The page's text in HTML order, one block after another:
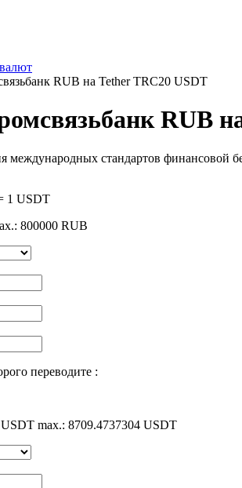
RUB на Tether TRC20 USDT
RUB
международных стандартов финансовой
1 USDT
800000 RUB
переводите :
USDT max.: 8709.4737304 USDT